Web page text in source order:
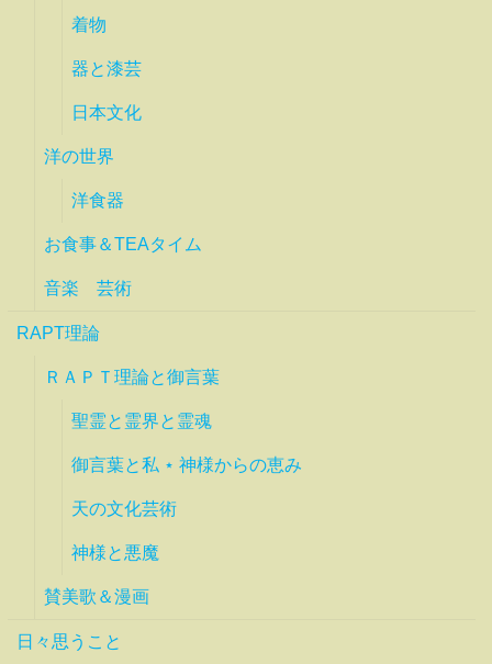
着物
器と漆芸
日本文化
洋の世界
洋食器
お食事＆TEAタイム
音楽 芸術
RAPT理論
ＲＡＰＴ理論と御言葉
聖霊と霊界と霊魂
御言葉と私 ⋆ 神様からの恵み
天の文化芸術
神様と悪魔
賛美歌＆漫画
日々思うこと